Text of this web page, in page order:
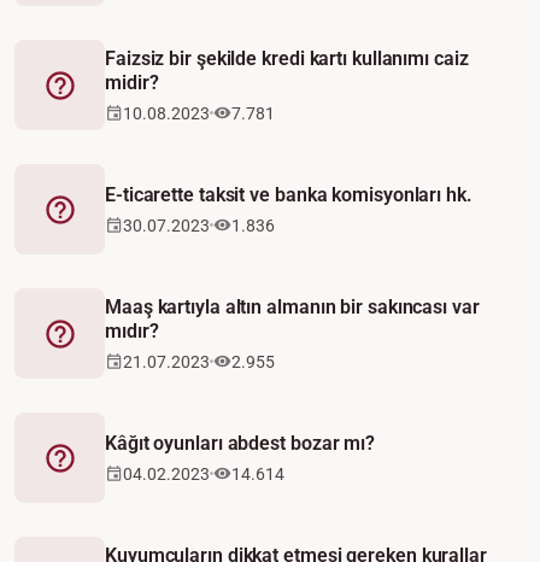
Fetva
Faizsiz bir şekilde kredi kartı kullanımı caiz
midir?
10.08.2023 7.781
Fetva
E-ticarette taksit ve banka komisyonları hk.
30.07.2023 1.836
Fetva
Maaş kartıyla altın almanın bir sakıncası var
mıdır?
21.07.2023 2.955
Fetva
Kâğıt oyunları abdest bozar mı?
04.02.2023 14.614
Kuyumcuların dikkat etmesi gereken kurallar